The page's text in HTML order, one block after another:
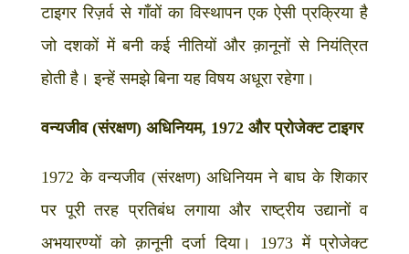
टाइगर रिज़र्व से गाँवों का विस्थापन एक ऐसी प्रक्रिया है
जो दशकों में बनी कई नीतियों और क़ानूनों से नियंत्रित
होती है। इन्हें समझे बिना यह विषय अधूरा रहेगा।
वन्यजीव (संरक्षण) अधिनियम, 1972 और प्रोजेक्ट टाइगर
1972 के वन्यजीव (संरक्षण) अधिनियम ने बाघ के शिकार
पर पूरी तरह प्रतिबंध लगाया और राष्ट्रीय उद्यानों व
अभयारण्यों को क़ानूनी दर्जा दिया। 1973 में प्रोजेक्ट